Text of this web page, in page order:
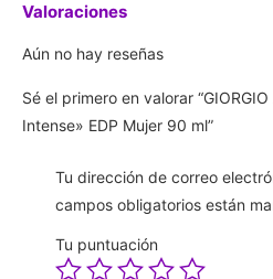
Valoraciones
Aún no hay reseñas
Sé el primero en valorar
Intense» EDP Mujer 90 ml”
Tu dirección de correo
campos obligatorios están
Tu puntuación